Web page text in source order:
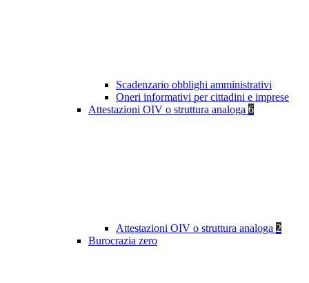
Scadenzario obblighi amministrativi
Oneri informativi per cittadini e imprese
Attestazioni OIV o struttura analoga 6
Attestazioni OIV o struttura analoga 2
Burocrazia zero